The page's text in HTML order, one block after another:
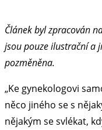
Článek byl zpracován
jsou pouze ilustrační a
pozměněna.
„Ke gynekologovi
něco jiného se s
nějakým se svlékat,